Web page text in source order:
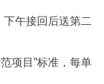
下午接回后送第二
项目”标准，每单